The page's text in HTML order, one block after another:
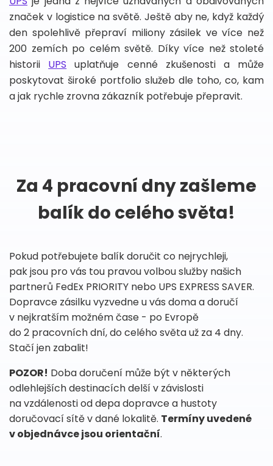
značek v logistice na světě. Ještě aby ne, když každý
den spolehlivě přepraví miliony zásilek ve více než
200 zemích po celém světě. Díky více než stoleté
historii UPS uplatňuje cenné zkušenosti a může
poskytovat široké portfolio služeb dle toho, co, kam
a jak rychle zrovna zákazník potřebuje přepravit.
Za 4 pracovní dny zašleme
balík do celého světa!
Pokud potřebujete balík doručit co nejrychleji,
pak jsou pro vás tou pravou volbou služby našich
partnerů FedEx PRIORITY nebo UPS EXPRESS SAVER.
Dopravce zásilku vyzvedne u vás doma a doručí
v nejkratším možném čase - po Evropě
do 2 pracovních dní, do celého světa už za 4 dny.
Stačí jen zabalit!
POZOR! Doba doručení může být v některých
odlehlejších destinacích delší v závislosti
na vzdálenosti od depa dopravce a hustoty
doručovací sítě v dané lokalitě. Termíny uvedené
v objednávce jsou orientační.